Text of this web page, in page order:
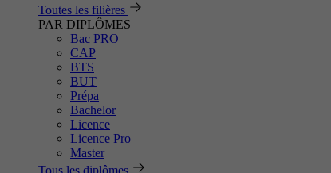
Toutes les filières
PAR DIPLÔMES
Bac PRO
CAP
BTS
BUT
Prépa
Bachelor
Licence
Licence Pro
Master
Tous les diplômes